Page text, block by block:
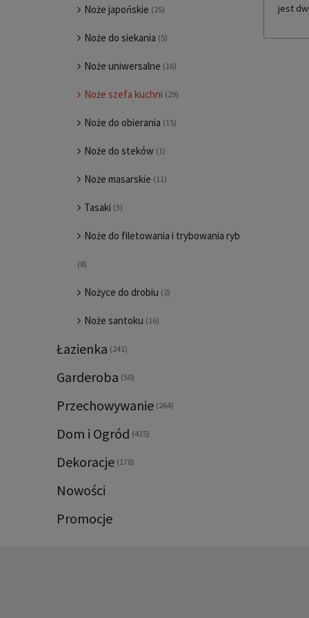
Noże japońskie (25)
Noże do siekania (5)
Noże uniwersalne (16)
Noże szefa kuchni (29)
Noże do obierania (15)
Noże do steków (1)
Noże masarskie (11)
Tasaki (3)
Noże do filetowania i trybowania ryb
(8)
Nożyce do drobiu (2)
Noże santoku (16)
Łazienka (241)
Garderoba (50)
Przechowywanie (264)
Dom i Ogród (435)
Dekoracje (178)
Nowości
Promocje
jest